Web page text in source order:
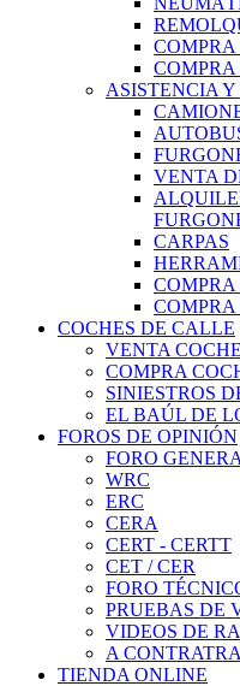
COMPRA
COMPRA
ASISTENCIA Y
VENTA
CARPAS
COCHES DE CALLE
VENTA
COMPRA
SINIESTROS
EL BAÚL DE
FOROS DE OPINIÓN
FORO
WRC
ERC
CERA
CERT - CERTT
CET / CER
FORO
PRUEBAS DE
VIDEOS DE
A
TIENDA ONLINE